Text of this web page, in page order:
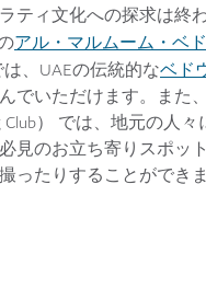
ティ文化への探求は終
アル・マルムーム・ベ
、UAEの伝統的なベド
でいただけます。また
Club） では、地元の人
見のお立ち寄りスポッ
たりすることができま